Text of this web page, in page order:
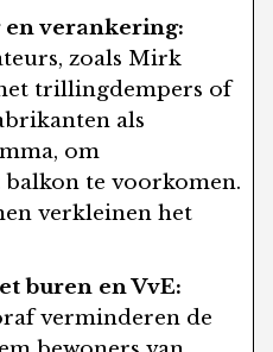
verankering:
zoals Mirk
trillingdempers of
als
om
te voorkomen.
verkleinen het
buren en VvE:
verminderen de